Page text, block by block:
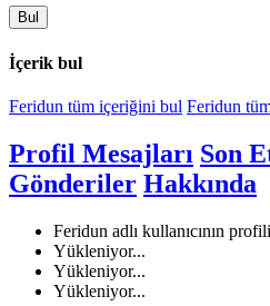
Bul
İçerik bul
Feridun tüm içeriğini bul Feridun
Profil Mesajları Son
Gönderiler Hakkında
Feridun adlı kullanıcının
Yükleniyor...
Yükleniyor...
Yükleniyor...